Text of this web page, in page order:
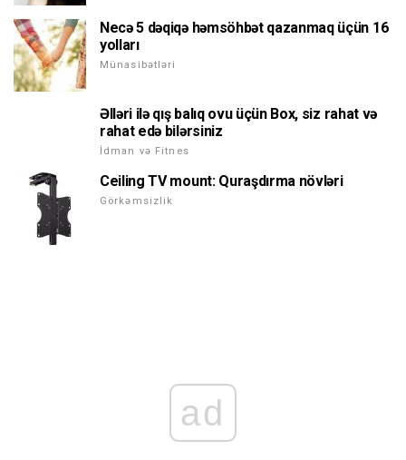
Necə 5 dəqiqə həmsöhbət qazanmaq üçün 16
yolları
Münasibətləri
Əlləri ilə qış balıq ovu üçün Box, siz rahat və
rahat edə bilərsiniz
İdman və Fitnes
Ceiling TV mount: Quraşdırma növləri
Görkəmsizlik
ad